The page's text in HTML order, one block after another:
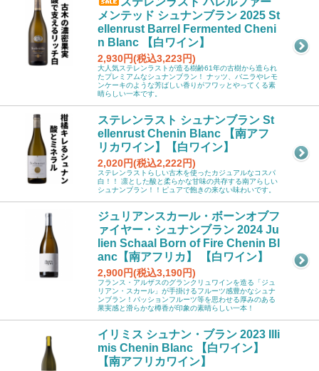
メンテッド シュナンブラン 2025 St
ellenrust Barrel Fermented Cheni
n Blanc 【白ワイン】
2,930円(税込3,223円)
大人気ステレンラストが造る樹齢61年の古樹から造られ
たプレミアムなシュナンブラン！ ナッツ、バニラやレモ
ンケーキのような芳ばしい香りがフワッとやってくる素
晴らしい一本です。
ステレンラスト シュナンブラン St
ellenrust Chenin Blanc 【南アフ
リカワイン】【白ワイン】
2,020円(税込2,222円)
ステレンラストらしい古木を使ったカジュアルなコスパ
白！！ 凛とした酸と柔らかな甘味の共存する南アらしい
シュナンブラン！！ピュアで飽きの来ない味わいです。
ジュリアンスカール・ボーンオブフ
ァイヤー・シュナンブラン 2024 Ju
lien Schaal Born of Fire Chenin Bl
anc【南アフリカ】 【白ワイン】
2,900円(税込3,190円)
フランス・アルザスのグランクリュワインを造る「ジュ
リアン・スカール」が手掛けるフルーツ感豊かなシュナ
ンブラン！パッションフルーツ等を思わせる厚みのある
果実感と滑らかな樽香が印象の素晴らしい一本！
イリミス シュナン・ブラン 2023 Illi
mis Chenin Blanc 【白ワイン】
【南アフリカワイン】